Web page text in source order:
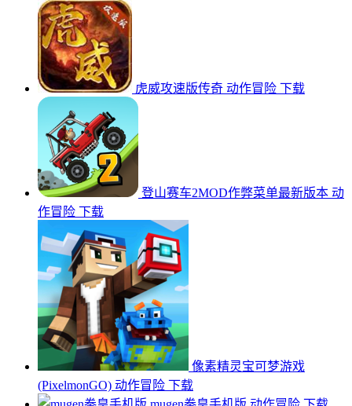
虎威攻速版传奇 动作冒险 下载
登山赛车2MOD作弊菜单最新版本 动
作冒险 下载
像素精灵宝可梦游戏
(PixelmonGO) 动作冒险 下载